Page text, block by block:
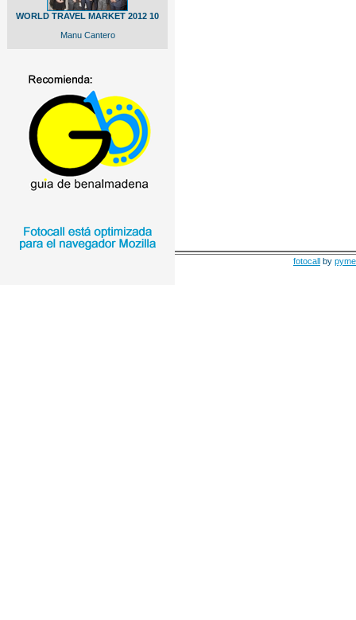
WORLD TRAVEL MARKET 2012 10
Manu Cantero
fotocall by